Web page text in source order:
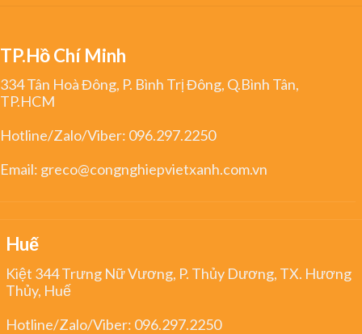
TP.Hồ Chí Minh
334 Tân Hoà Đông, P. Bình Trị Đông, Q.Bình Tân,
TP.HCM
Hotline/Zalo/Viber: 096.297.2250
Email: greco@congnghiepvietxanh.com.vn
Huế
Kiệt 344 Trưng Nữ Vương, P. Thủy Dương, TX. Hương
Thủy, Huế
Hotline/Zalo/Viber: 096.297.2250